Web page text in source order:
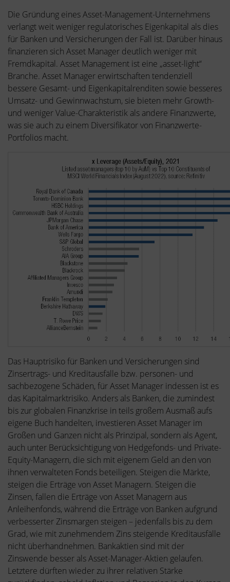
Die Gründung eines Asset-Management-Unternehmens
verlangt weit weniger regulatorisches Eigenkapital als dies
für Banken und Versicherungen der Fall ist. Darüber hinaus
finanzieren sich Asset Manager deutlich weniger mit
Fremdkapital. Asset Management ist eine „asset-light“
Branche. Asset Manager erwirtschaften tendenziell
bessere Gesamt- und Eigenkapitalrenditen sowie besseres
Umsatz- und Gewinnwachstum, sie bieten mehr Growth-
und weniger Value-Charakteristik als andere Finanzwerte,
was sie auch zu einem Diversifikator von Finanzwerte-
Portfolios macht.
Das Hauptrisiko für Banken und Versicherungen sind
Zinsertrags- und Kreditausfälle bzw. personen- und
sachbezogene Schäden, für Asset Manager indessen ist es
das Kapitalmarktrisiko. Anders als Banken, die zumindest
bis zur globalen Finanzkrise in teils großem Ausmaß aufs
eigene Buch handelten, investieren Asset Manager im
Großen und Ganzen nicht als Prinzipal, sondern als Agent,
auch unter Berücksichtigung von Hedgefonds- und Private-
Equity-Managern, die sich mit eigenem Geld an den von
ihnen verwalteten Fonds beteiligen. Steigen die Märkte,
steigen die Erträge von Asset Managern. Steigen die
Zinsen, fallen die Erträge von Asset Managern aus
Anleihenfonds, während die Erträge von Banken aufgrund
verbesserter Zinsmargen steigen – jedenfalls bis zu dem
Grad, wie mit zunehmendem Zins steigende Kreditausfälle
nicht überhandnehmen. Bankaktien sind mit der
Zinswende besser als Asset-Manager-Aktien gelaufen.
Letztere dürften wieder zu ihrer relativen Stärke